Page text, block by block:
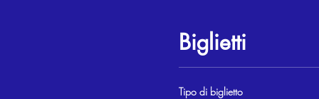
Biglietti
Tipo di biglietto